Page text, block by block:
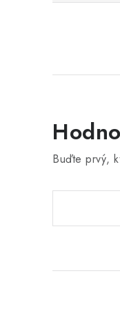
Buďte prvý,